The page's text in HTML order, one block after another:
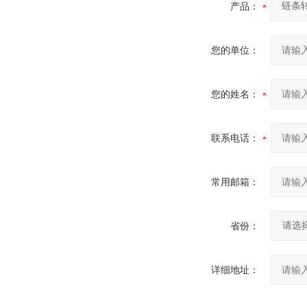
产品：
您的单位：
您的姓名：
联系电话：
常用邮箱：
省份：
详细地址：